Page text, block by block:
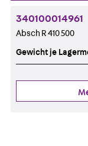
340100014961
Absch R 410 500
Gewicht je